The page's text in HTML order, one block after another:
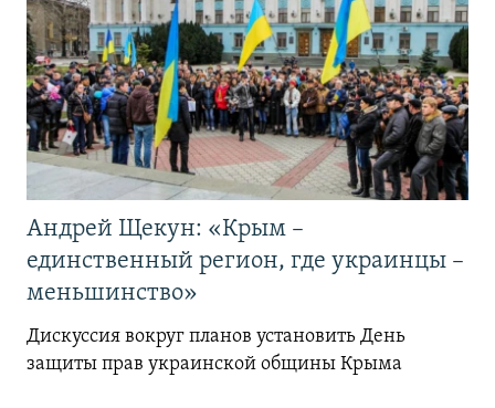
Андрей Щекун: «Крым –
единственный регион, где украинцы –
меньшинство»
Дискуссия вокруг планов установить День
защиты прав украинской общины Крыма